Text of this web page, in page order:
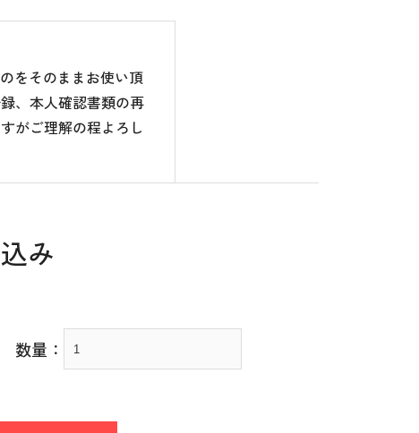
をそのままお使い頂
、本人確認書類の再
がご理解の程よろし
み
数量：